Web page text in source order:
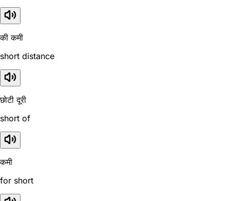
की कमी
short distance
छोटी दूरी
short of
कमी
for short